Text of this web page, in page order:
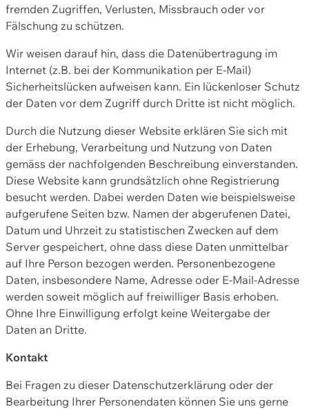
fremden Zugriffen, Verlusten, Missbrauch oder vor
Fälschung zu schützen.
Wir weisen darauf hin, dass die Datenübertragung im
Internet (z.B. bei der Kommunikation per E-Mail)
Sicherheitslücken aufweisen kann. Ein lückenloser Schutz
der Daten vor dem Zugriff durch Dritte ist nicht möglich.
Durch die Nutzung dieser Website erklären Sie sich mit
der Erhebung, Verarbeitung und Nutzung von Daten
gemäss der nachfolgenden Beschreibung einverstanden.
Diese Website kann grundsätzlich ohne Registrierung
besucht werden. Dabei werden Daten wie beispielsweise
aufgerufene Seiten bzw. Namen der abgerufenen Datei,
Datum und Uhrzeit zu statistischen Zwecken auf dem
Server gespeichert, ohne dass diese Daten unmittelbar
auf Ihre Person bezogen werden. Personenbezogene
Daten, insbesondere Name, Adresse oder E-Mail-Adresse
werden soweit möglich auf freiwilliger Basis erhoben.
Ohne Ihre Einwilligung erfolgt keine Weitergabe der
Daten an Dritte.
Kontakt
Bei Fragen zu dieser Datenschutzerklärung oder der
Bearbeitung Ihrer Personendaten können Sie uns gerne